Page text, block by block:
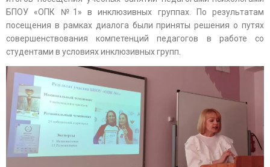
БПОУ «ОПК №1» в инклюзивных группах. По результатам
посещения в рамках диалога были приняты решения о путях
совершенствования компетенций педагогов в работе со
студентами в условиях инклюзивных групп.